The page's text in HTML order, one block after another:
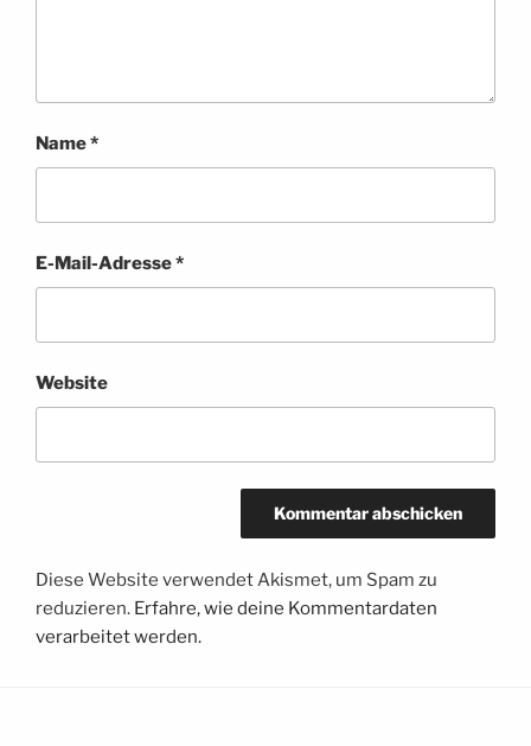
Name*
E-Mail-Adresse*
Website
Diese Website verwendet Akismet, um Spam zu
reduzieren. Erfahre, wie deine Kommentardaten
verarbeitet werden.